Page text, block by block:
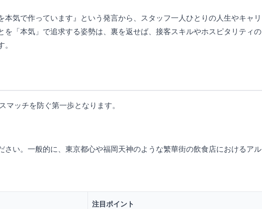
気で作っています』という発言から、スタッフ一人ひとりの人生やキャリ
「本気」で追求する姿勢は、裏を返せば、接客スキルやホスピタリティの
ッチを防ぐ第一歩となります。
さい。一般的に、東京都心や福岡天神のような繁華街の飲食店におけるアル
注目ポイント